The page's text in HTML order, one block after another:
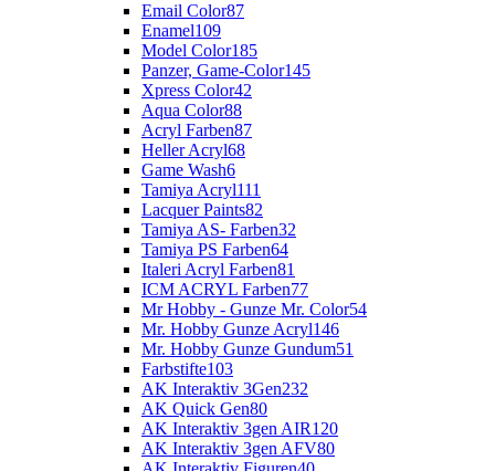
Email Color87
Enamel109
Model Color185
Panzer, Game-Color145
Xpress Color42
Aqua Color88
Acryl Farben87
Heller Acryl68
Game Wash6
Tamiya Acryl111
Lacquer Paints82
Tamiya AS- Farben32
Tamiya PS Farben64
Italeri Acryl Farben81
ICM ACRYL Farben77
Mr Hobby - Gunze Mr. Color54
Mr. Hobby Gunze Acryl146
Mr. Hobby Gunze Gundum51
Farbstifte103
AK Interaktiv 3Gen232
AK Quick Gen80
AK Interaktiv 3gen AIR120
AK Interaktiv 3gen AFV80